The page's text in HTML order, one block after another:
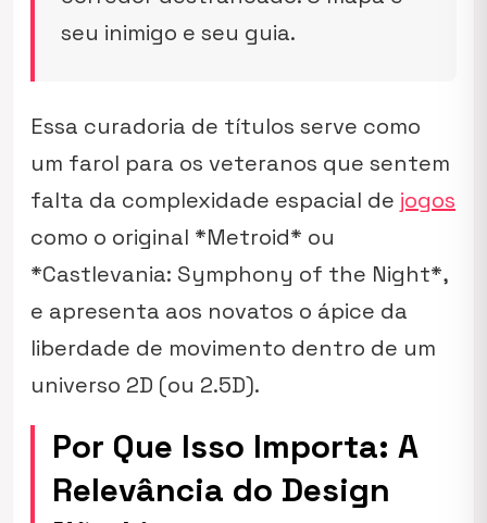
seu inimigo e seu guia.
Essa curadoria de títulos serve como
um farol para os veteranos que sentem
falta da complexidade espacial de jogos
como o original *Metroid* ou
*Castlevania: Symphony of the Night*,
e apresenta aos novatos o ápice da
liberdade de movimento dentro de um
universo 2D (ou 2.5D).
Por Que Isso Importa: A
Relevância do Design